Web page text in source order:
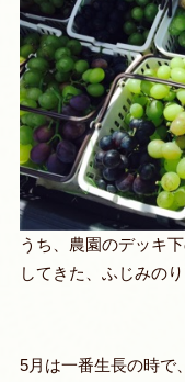
うち、農園のデッキ
してきた、ふじみの
5月は一番生長の時で